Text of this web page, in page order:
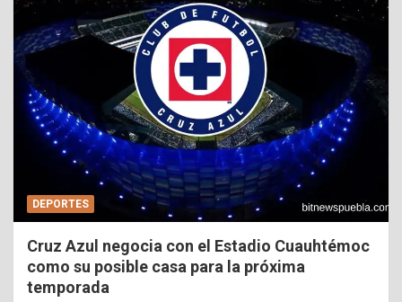
DEPORTES
Cruz Azul negocia con el Estadio Cuauhtémoc
como su posible casa para la próxima
temporada